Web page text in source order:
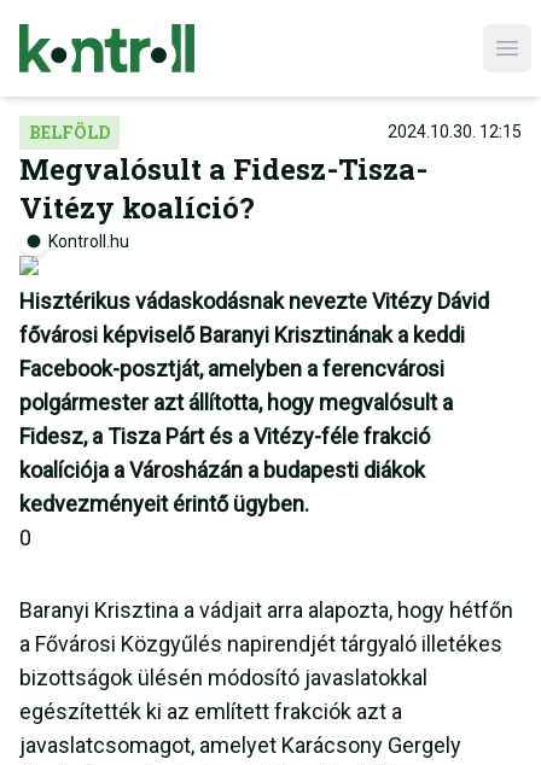
BELFÖLD 2024.10.30. 12:15
Megvalósult a Fidesz-Tisza-
Vitézy koalíció?
Kontroll.hu
Hisztérikus vádaskodásnak nevezte Vitézy Dávid
fővárosi képviselő Baranyi Krisztinának a keddi
Facebook-posztját, amelyben a ferencvárosi
polgármester azt állította, hogy megvalósult a
Fidesz, a Tisza Párt és a Vitézy-féle frakció
koalíciója a Városházán a budapesti diákok
kedvezményeit érintő ügyben.
0
Baranyi Krisztina a vádjait arra alapozta, hogy hétfőn
a Fővárosi Közgyűlés napirendjét tárgyaló illetékes
bizottságok ülésén módosító javaslatokkal
egészítették ki az említett frakciók azt a
javaslatcsomagot, amelyet Karácsony Gergely